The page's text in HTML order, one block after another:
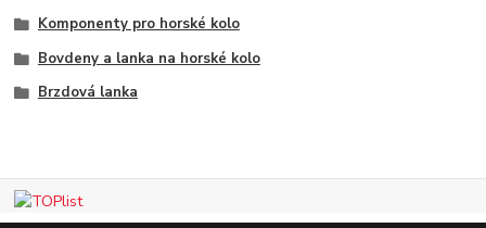
Komponenty pro horské kolo
Bovdeny a lanka na horské kolo
Brzdová lanka